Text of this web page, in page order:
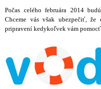
Počas celého februára 2014
Chceme vás však ubezpečiť, že
pripravení kedykoľvek vám